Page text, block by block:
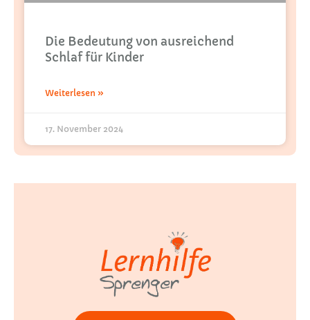
Die Bedeutung von ausreichend
Schlaf für Kinder
Weiterlesen »
17. November 2024